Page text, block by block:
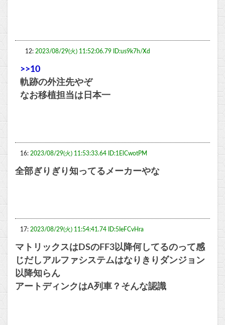
12: 2023/08/29(火) 11:52:06.79 ID:us9k7h/Xd
>>10
軌跡の外注先やぞ
なお移植担当は日本一
16: 2023/08/29(火) 11:53:33.64 ID:1ElCwotPM
全部ぎりぎり知ってるメーカーやな
17: 2023/08/29(火) 11:54:41.74 ID:5IeFCvHra
マトリックスはDSのFF3以降何してるのって感
じだしアルファシステムはなりきりダンジョン
以降知らん
アートディンクはA列車？そんな認識